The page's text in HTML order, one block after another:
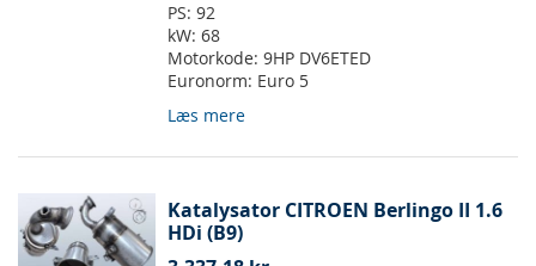
PS: 92
kW: 68
Motorkode: 9HP DV6ETED
Euronorm: Euro 5
Læs mere
Katalysator CITROEN Berlingo II 1.6
HDi (B9)